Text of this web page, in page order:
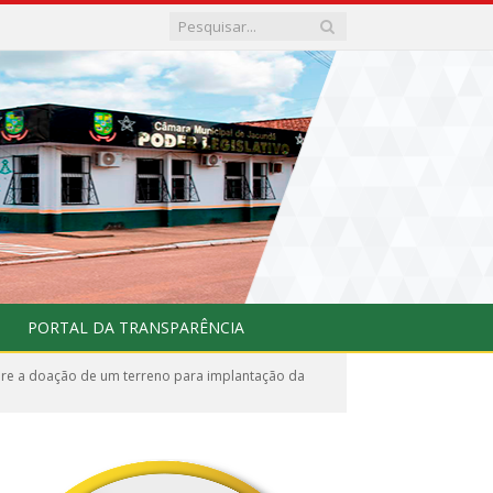
PORTAL DA TRANSPARÊNCIA
a doação de um terreno para implantação da